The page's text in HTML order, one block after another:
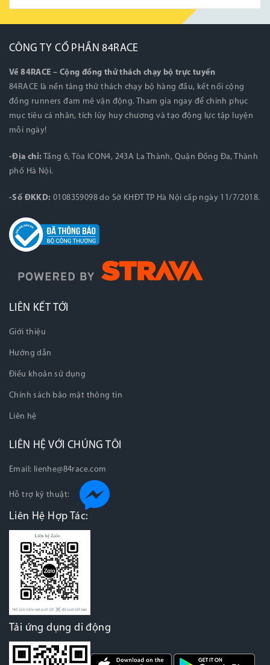
CÔNG TY CỔ PHẦN 84RACE
Về 84RACE – Cộng đồng thử thách chạy bộ trực tuyến
84RACE là nền tảng thử thách chạy bộ hàng đầu, kết nối cộng
đồng runners đam mê vận động. Tham gia ngay để chinh phục
mục tiêu cá nhân, tích lũy huy chương và tạo động lực tập luyện
mỗi ngày!
-Địa chỉ: Tầng 6, Tòa ICON4, 243A La Thành, Quận Đống Đa, Thành
phố Hà Nội.
-Số ĐKKD: 0108359098 do Sở KHĐT TP Hà Nội cấp ngày 11/7/2018.
LIÊN KẾT TỚI
Giới thiệu
Hướng dẫn
Điều khoản sử dụng
Chính sách bảo mật thông tin
Liên hệ
LIÊN HỆ VỚI CHÚNG TÔI
Email: lienhe@84race.com
Hỗ trợ kỹ thuật:
Liên Hệ Hợp Tác:
Tải ứng dụng di động